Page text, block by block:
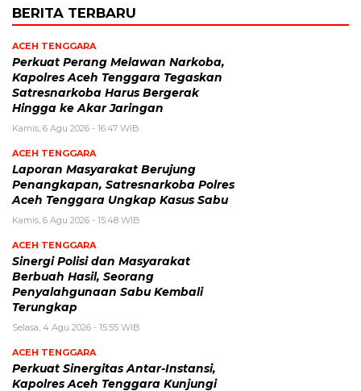
BERITA TERBARU
ACEH TENGGARA
Perkuat Perang Melawan Narkoba,
Kapolres Aceh Tenggara Tegaskan
Satresnarkoba Harus Bergerak
Hingga ke Akar Jaringan
Kamis, 6 Agu 2026 - 16:47 WIB
ACEH TENGGARA
Laporan Masyarakat Berujung
Penangkapan, Satresnarkoba Polres
Aceh Tenggara Ungkap Kasus Sabu
Kamis, 6 Agu 2026 - 15:48 WIB
ACEH TENGGARA
Sinergi Polisi dan Masyarakat
Berbuah Hasil, Seorang
Penyalahgunaan Sabu Kembali
Terungkap
Selasa, 4 Agu 2026 - 15:55 WIB
ACEH TENGGARA
Perkuat Sinergitas Antar-Instansi,
Kapolres Aceh Tenggara Kunjungi